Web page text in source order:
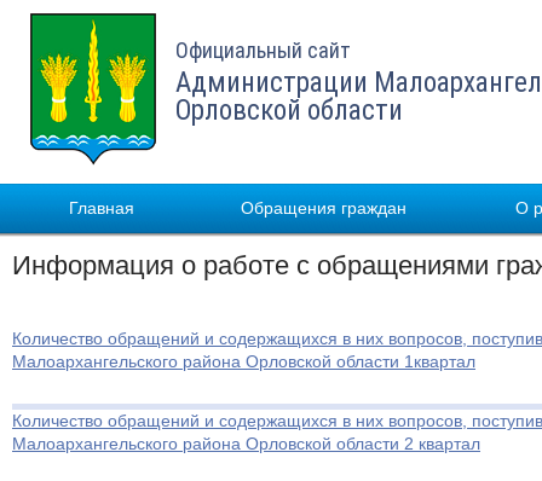
Официальный сайт
Администрации
Орловской области
Главная Обращения граждан О
Информация о работе с обращениями
Количество обращений и содержащихся в них вопросов,
Малоархангельского района Орловской области 1квартал
Количество обращений и содержащихся в них вопросов,
Малоархангельского района Орловской области 2 квартал